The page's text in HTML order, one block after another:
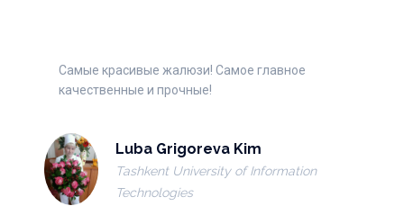
Самые красивые жалюзи! Самое главное
качественные и прочные!
Luba Grigoreva Kim
Tashkent University of Information
Technologies